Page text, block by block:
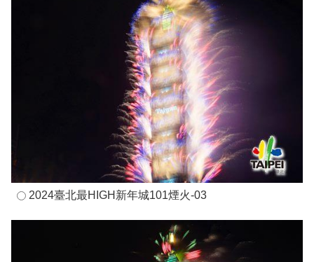
2024臺北最HIGH新年城101煙火-03